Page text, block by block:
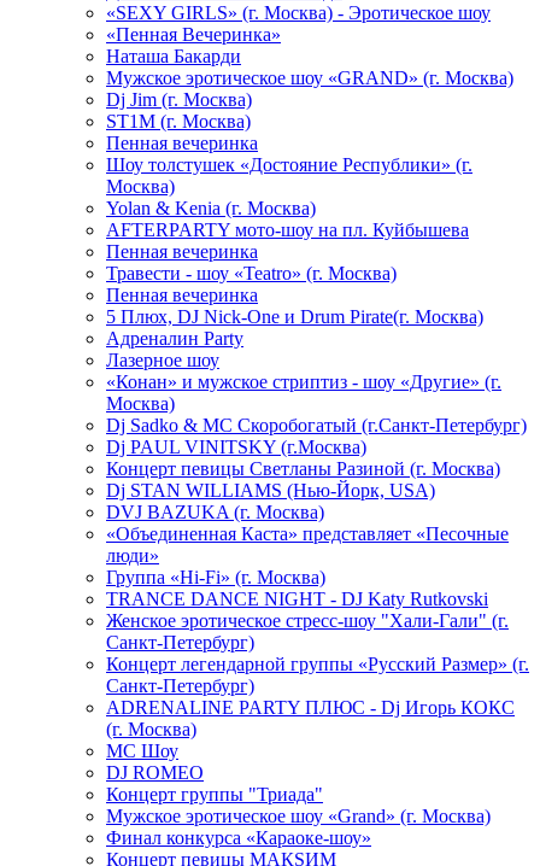
«SEXY GIRLS» (г. Москва) - Эротическое шоу
«Пенная Вечеринка»
Hаташа Бакарди
Мужское эротическое шоу «GRAND» (г. Москва)
Dj Jim (г. Москва)
ST1M (г. Москва)
Пенная вечеринка
Шоу толстушек «Достояние Республики» (г.
Москва)
Yolan & Kenia (г. Москва)
AFTERPARTY мото-шоу на пл. Куйбышева
Пенная вечеринка
Травести - шоу «Teatro» (г. Москва)
Пенная вечеринка
5 Плюх, DJ Nick-One и Drum Pirate(г. Москва)
Адреналин Party
Лазерное шоу
«Конан» и мужское стриптиз - шоу «Другие» (г.
Москва)
Dj Sadko & МС Скоробогатый (г.Санкт-Петербург)
Dj PAUL VINITSKY (г.Москва)
Концерт певицы Светланы Разиной (г. Москва)
Dj STAN WILLIAMS (Нью-Йорк, USA)
DVJ BAZUKA (г. Москва)
«Объединенная Каста» представляет «Песочные
люди»
Группа «Hi-Fi» (г. Москва)
TRANCE DANCE NIGHT - DJ Katy Rutkovski
Женское эротическое стресс-шоу "Хали-Гали" (г.
Санкт-Петербург)
Концерт легендарной группы «Русский Размер» (г.
Санкт-Петербург)
ADRENALINE PARTY ПЛЮС - Dj Игорь КОКС
(г. Москва)
MC Шоу
DJ ROMEO
Концерт группы "Триада"
Мужское эротическое шоу «Grand» (г. Москва)
Финал конкурса «Караоке-шоу»
Концерт певицы МАКSИМ